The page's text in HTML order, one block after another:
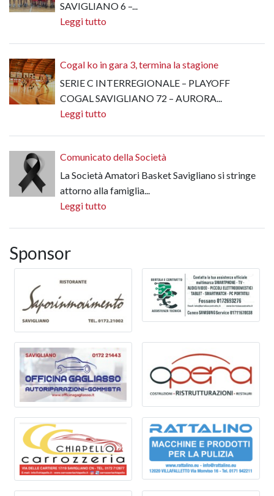
SAVIGLIANO 6 –...
Leggi tutto
Cogal ko in gara 3, termina la stagione
SERIE C INTERREGIONALE – PLAYOFF
COGAL SAVIGLIANO 72 – AURORA...
Leggi tutto
Comunicato della Società
La Società Amatori Basket Savigliano si stringe
attorno alla famiglia...
Leggi tutto
Sponsor